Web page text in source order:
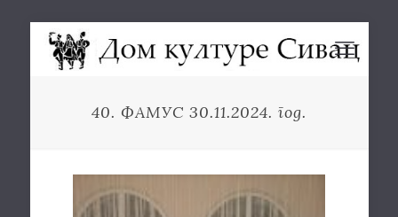
40. ФАМУС 30.11.2024. год.